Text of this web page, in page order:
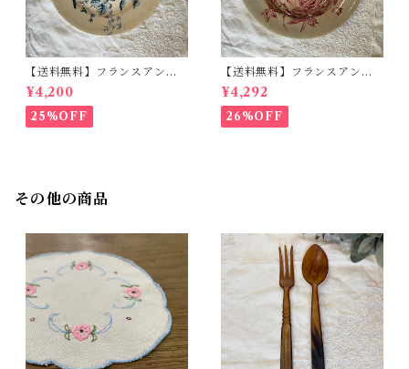
【送料無料】フランスアンテ
ィークプレート Terre de feu
de Grigny (グリニー)【82
4】【フランスバイヤーセレク
ト品】
¥4,200
25%OFF
【送料無料】フランスアンテ
ィークプレート Group G .
W.T & S ディナープレー
ト フレンチスタイル 飴
色 古物【823】【フランスバ
¥4,292
26%OFF
その他の商品